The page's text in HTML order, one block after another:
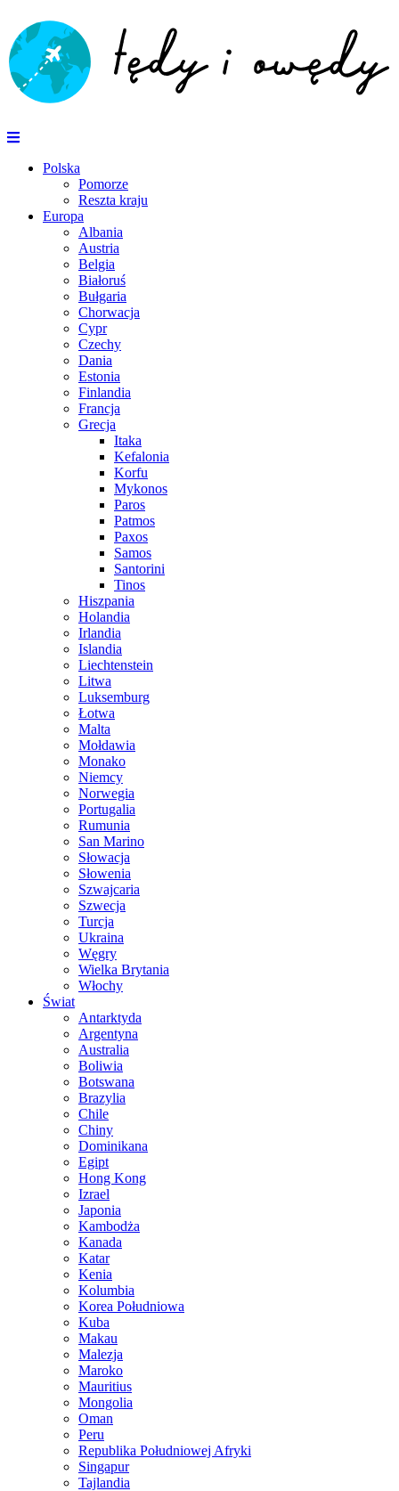
Polska
Pomorze
Reszta kraju
Europa
Albania
Austria
Belgia
Białoruś
Bułgaria
Chorwacja
Cypr
Czechy
Dania
Estonia
Finlandia
Francja
Grecja
Itaka
Kefalonia
Korfu
Mykonos
Paros
Patmos
Paxos
Samos
Santorini
Tinos
Hiszpania
Holandia
Irlandia
Islandia
Liechtenstein
Litwa
Luksemburg
Łotwa
Malta
Mołdawia
Monako
Niemcy
Norwegia
Portugalia
Rumunia
San Marino
Słowacja
Słowenia
Szwajcaria
Szwecja
Turcja
Ukraina
Węgry
Wielka Brytania
Włochy
Świat
Antarktyda
Argentyna
Australia
Boliwia
Botswana
Brazylia
Chile
Chiny
Dominikana
Egipt
Hong Kong
Izrael
Japonia
Kambodża
Kanada
Katar
Kenia
Kolumbia
Korea Południowa
Kuba
Makau
Malezja
Maroko
Mauritius
Mongolia
Oman
Peru
Republika Południowej Afryki
Singapur
Tajlandia